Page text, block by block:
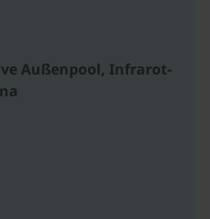
Außenpool, Infrarot-